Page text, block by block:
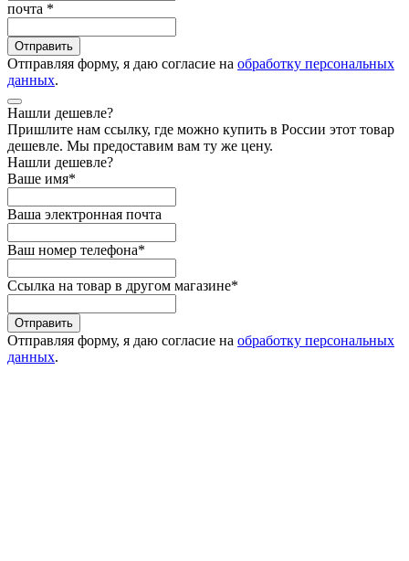
почта *
Отправить
Отправляя форму, я даю согласие на обработку персональных
данных.
Нашли дешевле?
Пришлите нам ссылку, где можно купить в России этот товар
дешевле. Мы предоставим вам ту же цену.
Нашли дешевле?
Ваше имя*
Ваша электронная почта
Ваш номер телефона*
Ссылка на товар в другом магазине*
Отправить
Отправляя форму, я даю согласие на обработку персональных
данных.